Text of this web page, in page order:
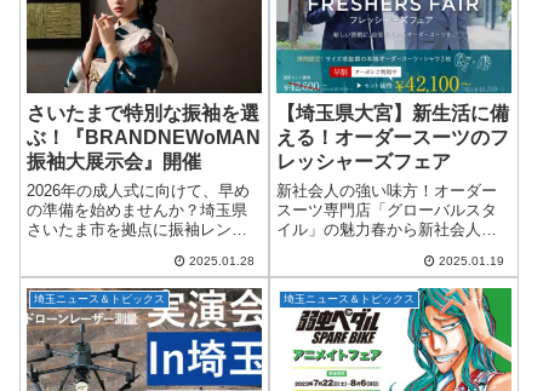
さいたまで特別な振袖を選
ぶ！『BRANDNEWoMAN
振袖大展示会』開催
2026年の成人式に向けて、早め
の準備を始めませんか？埼玉県
さいたま市を拠点に振袖レンタ
「BRANDNEWoMAN」が、
『BRANDNEWoMAN 振袖大展示
会』をさいたまスーパーアリー
ナで開...
2025.01.28
【埼玉県大宮】新生活に備
える！オーダースーツのフ
レッシャーズフェア
新社会人の強い味方！オーダー
スーツ専門店「グローバルスタ
イル」の魅力春から新社会人と
備は進んでいますか？社会人生
活でまず頭に浮かぶのは「仕事
着」のこと。ビシッと決まるス
ーツがあれば、自信を...
2025.01.19
埼玉ニュース＆トピックス 埼玉ニュース＆トピックス